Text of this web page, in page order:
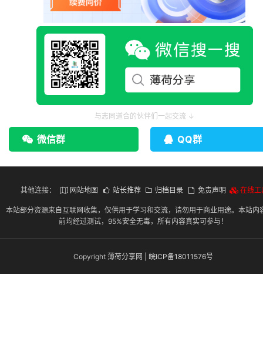
与志同道合的伙伴们一起交流 ↓
微信群 QQ群
其他连接： 网站地图 站长推荐 归档目录 免责声明 在线工
本站部分资源来自互联网收集，仅供用于学习和交流，请勿用于商业用途。本站内
前均经过测试，95%安全无毒，所有内容真实可参与！
Copyright 薄荷分享网 | 皖ICP备18011576号